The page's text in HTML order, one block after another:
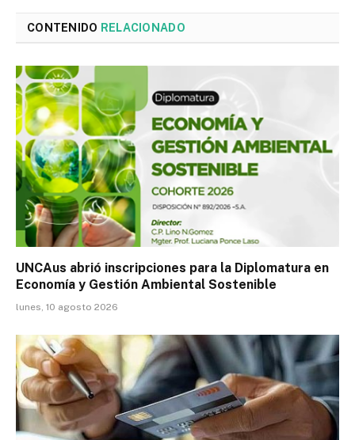
CONTENIDO RELACIONADO
UNCAus abrió inscripciones para la Diplomatura en
Economía y Gestión Ambiental Sostenible
lunes, 10 agosto 2026